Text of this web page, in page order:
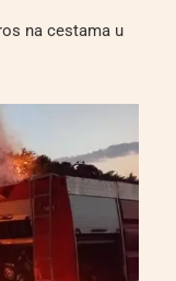
na cestama u